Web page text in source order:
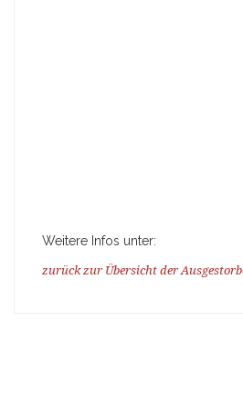
Weitere Infos unter:
zurück zur Übersicht der